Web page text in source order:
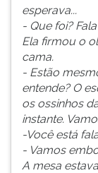
esperava...
- Que foi?
Ela firmou o
cama.
- Estão
entende? O
os ossinhos
instante.
-Você está
- Vamos
A mesa